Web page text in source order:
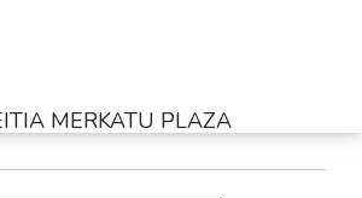
MERKATU PLAZA